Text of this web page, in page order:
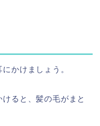
かけましょう。
ると、髪の毛がまと